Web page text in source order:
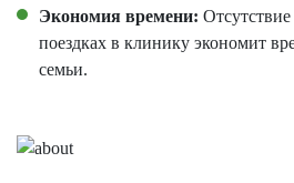
Экономия времени:
поездках в клинику экономит
семьи.